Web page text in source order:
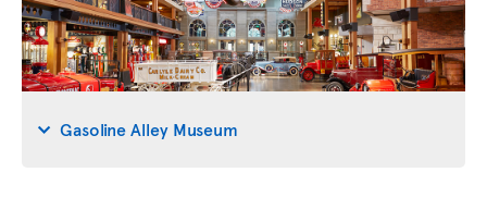
Gasoline Alley Museum